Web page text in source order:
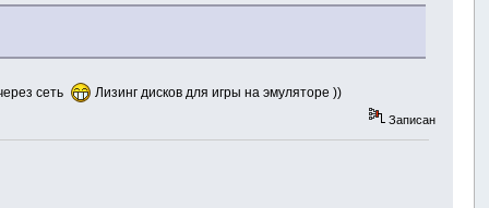
сеть Лизинг дисков для игры на эмуляторе ))
Записан